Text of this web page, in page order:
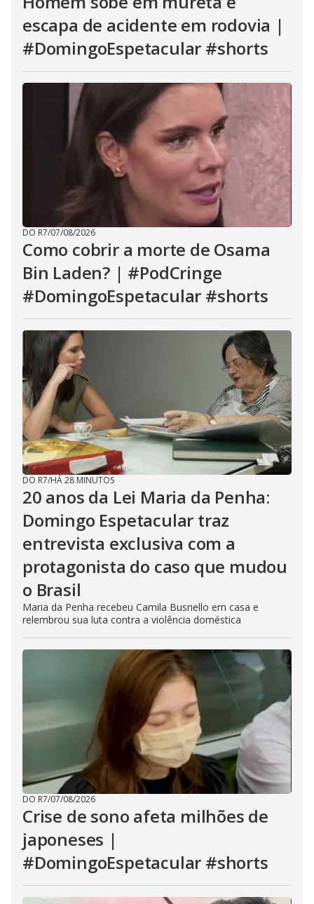
escapa de acidente em rodovia |
#DomingoEspetacular #shorts
DO R7/07/08/2026
Como cobrir a morte de Osama
Bin Laden? | #PodCringe
#DomingoEspetacular #shorts
DO R7/HÁ 28 MINUTOS
20 anos da Lei Maria da Penha:
Domingo Espetacular traz
entrevista exclusiva com a
protagonista do caso que mudou
o Brasil
Maria da Penha recebeu Camila Busnello em casa e
relembrou sua luta contra a violência doméstica
DO R7/07/08/2026
Crise de sono afeta milhões de
japoneses |
#DomingoEspetacular #shorts